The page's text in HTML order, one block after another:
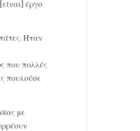
έργο
Ήταν
που πολλές
πουλούσε
με